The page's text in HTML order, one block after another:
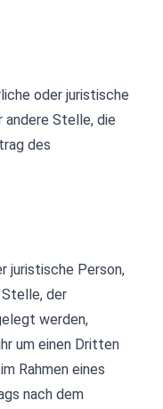
oder juristische
andere Stelle, die
des
juristische Person,
Stelle, der
werden,
um einen Dritten
Rahmen eines
nach dem